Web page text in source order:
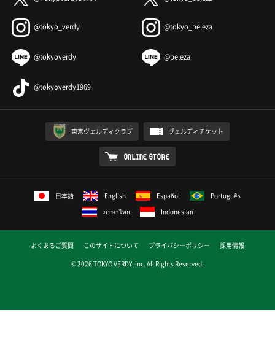
@tokyo_verdy @tokyo_beleza
@tokyoverdy @beleza
@tokyoverdy1969
東京ヴェルディクラブ ヴェルディチケット
ONLINE STORE
日本語 English Español
Português
ภาษาไทย
Indonesian
よくあるご質問 このサイトについて プライバシーポリシー
採用情報
© 2026 TOKYO VERDY ,inc. All Rights Reserved.